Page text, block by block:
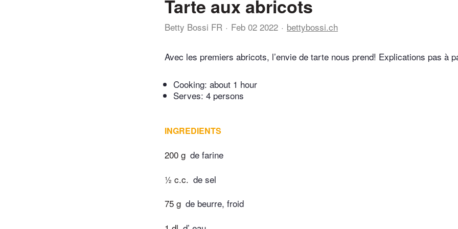
Tarte aux abricots
Betty Bossi FR Feb 02 2022 bettybossi.ch
Avec les premiers abricots, l’envie de tarte nous prend! Explications pas à
Cooking: about 1 hour
Serves: 4 persons
INGREDIENTS
200 g de farine
½ c.c. de sel
75 g de beurre, froid